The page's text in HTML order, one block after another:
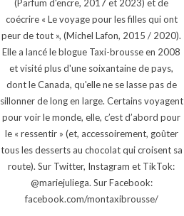
(Parfum d'encre, 2017 et 2023) et de
coécrire « Le voyage pour les filles qui ont
peur de tout », (Michel Lafon, 2015 / 2020).
Elle a lancé le blogue Taxi-brousse en 2008
et visité plus d'une soixantaine de pays,
dont le Canada, qu'elle ne se lasse pas de
sillonner de long en large. Certains voyagent
pour voir le monde, elle, c’est d’abord pour
le « ressentir » (et, accessoirement, goûter
tous les desserts au chocolat qui croisent sa
route). Sur Twitter, Instagram et TikTok:
@mariejuliega. Sur Facebook:
facebook.com/montaxibrousse/